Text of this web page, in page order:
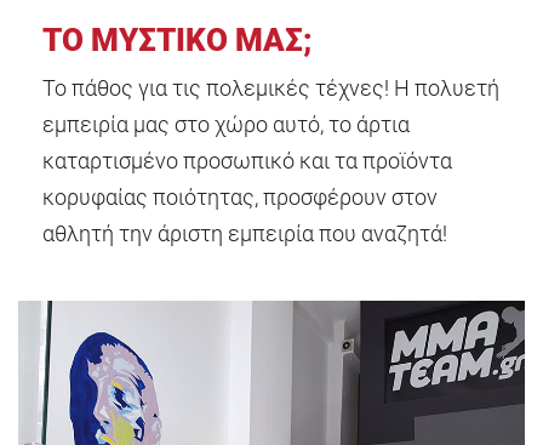
ΤΟ ΜΥΣΤΙΚΟ ΜΑΣ;
Το πάθος για τις πολεμικές τέχνες! Η πολυετή
εμπειρία μας στο χώρο αυτό, το άρτια
καταρτισμένο προσωπικό και τα προϊόντα
κορυφαίας ποιότητας, προσφέρουν στον
αθλητή την άριστη εμπειρία που αναζητά!